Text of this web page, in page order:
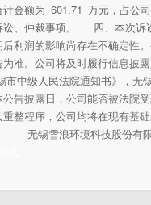
计金额为 601.71 万元，占
讼、仲裁事项。 四、本次
利润的影响尚存在不确定性
准。公司将及时履行信息
市中级人民法院通知书》，
告披露日，公司能否被法院
重整程序，公司均将在现有
境科技股份有限公